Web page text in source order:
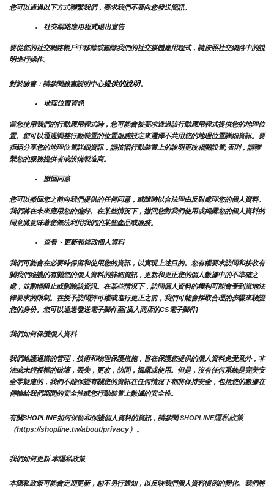
您可以通過以下方式聯繫我們，要求我們不要向您發送簡訊。
社交網路應用程式退出宣告
要從您的社交網路帳戶中移除或刪除我們的社交媒體應用程式，請按照社交網路中的說
明進行操作。
對於臉書：請參閱臉書説明中心提供的說明。
地理位置資訊
當您使用我們的行動應用程式時，您可能會被要求透過該行動應用程式提供您的地理位
置。您可以通過調整行動裝置的位置服務設定來選擇不共用您的地理位置詳細資訊。要
拒絕分享您的地理位置詳細資訊，請按照行動裝置上的說明更改相關設置;否則，請聯
繫您的服務提供者或設備製造商。
撤回同意
您可以撤回您之前向我們提供的任何同意，或隨時以合法理由反對處理您的個人資料。
我們將在未來應用您的偏好。在某些情況下，撤回您對我們使用或揭露您的個人資料的
同意將意味著您無法利用我們的某些產品或服務。
查看、更新和修改個人資料
我們可能會在必要時保留和使用您的資訊，以實現上述目的。您有權要求訪問和接收有
關我們維護的有關您的個人資料的詳細資訊，更新和更正您的個人數據中的不準確之
處，並酌情阻止或刪除該資訊。在某些情況下，訪問個人資料的權利可能會受到當地法
律要求的限制。在授予訪問許可權或進行更正之前，我們可能會採取合理的步驟來驗證
您的身份。您可以通過發送電子郵件至{插入商店的CS電子郵件]
我們如何保護個人資料
我們維護適當的管理，技術和物理保護措施，旨在保護您提供的個人資料免受意外，非
法或未經授權的破壞，丟失，更改，訪問，揭露或使用。但是，沒有任何系統是完美安
全零疑慮的，我們不能保證有關您的資訊在任何情況下都將保持安全，包括您的數據在
傳輸給我們期間的安全性或您行動裝置上數據的安全性。
有關SHOPLINE如何保留和保護個人資料的資訊，請參閱 SHOPLINE隱私政策
（https://shopline.tw/about/privacy）。
我們如何更新 本隱私政策
本隱私政策可能會定期更新，恕不另行通知，以反映我們個人資料慣例的變化。我們將